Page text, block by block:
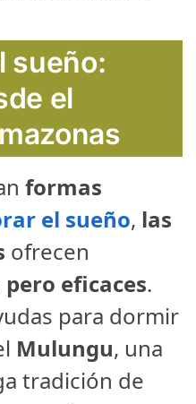
sueño:
el
formas
el sueño, las
ofrecen
eficaces.
para dormir
Mulungu, una
tradición de